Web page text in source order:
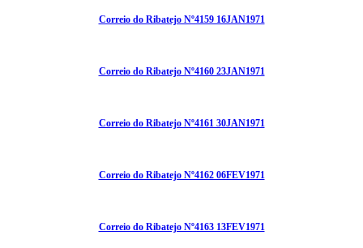
Correio do Ribatejo Nº4159 16JAN1971
Correio do Ribatejo Nº4160 23JAN1971
Correio do Ribatejo Nº4161 30JAN1971
Correio do Ribatejo Nº4162 06FEV1971
Correio do Ribatejo Nº4163 13FEV1971